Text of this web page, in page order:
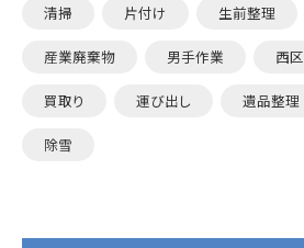
清掃 片付け 生前整理
産業廃棄物 男手作業 西区
買取り 運び出し 遺品整理
除雪